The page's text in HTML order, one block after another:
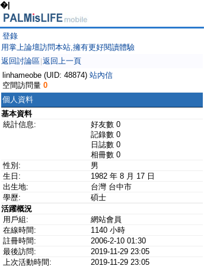
�|
登錄
用掌上論壇訪問本站,擁有更好閱讀體驗
返回討論區 返回上一頁
linhameobe (UID: 48874) 站內信
空間訪問量 0
個人資料
基本資料
統計信息:
好友數 0
記錄數 0
日誌數 0
相冊數 0
性別:
男
生日:
1982 年 8 月 17 日
出生地:
台灣 台中市
學歷:
碩士
活躍概況
用戶組:
網站會員
在線時間:
1140 小時
註冊時間:
2006-2-10 01:30
最後訪問:
2019-11-29 23:05
上次活動時間:
2019-11-29 23:05